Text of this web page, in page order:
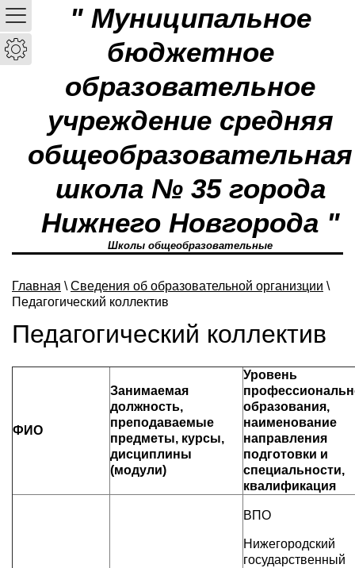
" Муниципальное
бюджетное
образовательное
учреждение средняя
общеобразовательная
школа № 35 города
Нижнего Новгорода "
Школы общеобразовательные
Главная \ Сведения об образовательной организции \
Педагогический коллектив
Педагогический коллектив
ФИО
Занимаемая
должность,
преподаваемые
предметы, курсы,
дисциплины
(модули)
Уровень
образования,
наименование
направления
подготовки и
специальности,
квалификация
ВПО
Нижегородский
государственный